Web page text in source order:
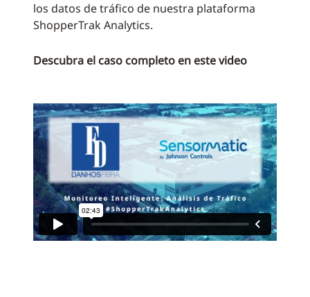
los datos de tráfico de nuestra plataforma
ShopperTrak Analytics.
Descubra el caso completo en este video